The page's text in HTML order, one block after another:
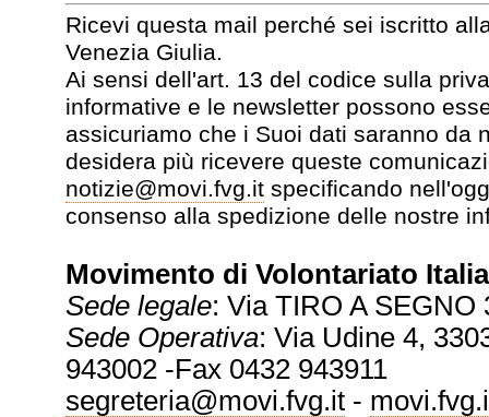
Ricevi questa mail perché sei iscritto
Venezia Giulia.
Ai sensi dell'art. 13 del codice sulla
informative e le newsletter possono
assicuriamo che i Suoi dati saranno da
desidera più ricevere queste
notizie@movi.fvg.itspecificando
consenso alla spedizione delle nostre
Movimento di Volontariato
Sede legale: Via TIRO A SEGNO
Sede Operativa: Via Udine 4,
943002 -Fax 0432 943911
segreteria@movi.fvg.it-